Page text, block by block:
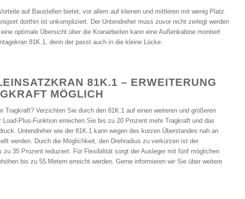
auf Baustellen bietet, vor allem auf kleinen und mittleren mit wenig Platz.
dorthin ist unkompliziert. Der Untendreher muss zuvor nicht zerlegt werden
optimale Übersicht über die Kranarbeiten kann eine Außenkabine montiert
81K.1, denn der passt auch in die kleine Lücke.
81K.1 – ERWEITERUNG
MÖGLICH
Tragkraft? Verzichten Sie durch den 81K.1 auf einen weiteren und größeren
Load-Plus-Funktion erreichen Sie bis zu 20 Prozent mehr Tragkraft und das
Untendreher wie der 81K.1 kann wegen des kurzen Überstandes nah an
werden. Durch die Möglichkeit, den Drehradius zu verkürzen ist der
zu 35 Prozent reduziert. Für Flexibilität sorgt der Ausleger mit fünf möglichen
bis zu 55 Metern erreicht werden. Gerne informieren wir Sie über weitere